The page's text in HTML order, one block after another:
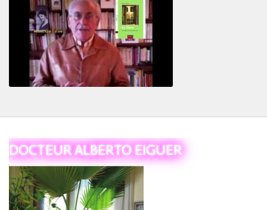
DOCTEUR ALBERTO EIGUER